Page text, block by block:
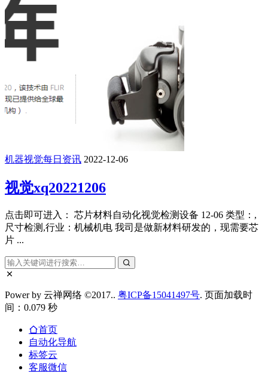
机器视觉每日资讯 2022-12-06
视觉xq20221206
点击即可进入： 芯片材料自动化视觉检测设备 12-06 类型：,
尺寸检测,行业：机械机电 我司是做新材料研发的，现需要芯
片 ...
Power by 云禅网络 ©2017.. 粤ICP备15041497号. 页面加载时
间：0.079 秒
首页
自动化导航
标签云
客服微信